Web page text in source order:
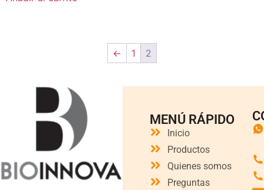
← 1 2
MENÚ RÁPIDO
Inicio
Productos
Quienes somos
Preguntas